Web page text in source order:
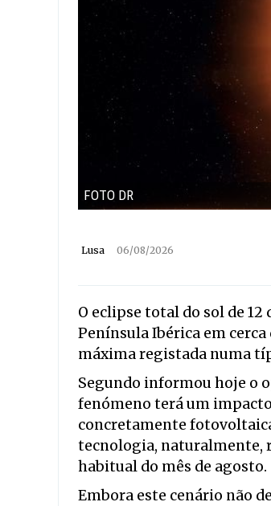
FOTO DR
Lusa 06/08/2026
O eclipse total do sol de 12
Península Ibérica em
máxima registada numa
Segundo informou hoje o
fenómeno terá um
concretamente
tecnologia, naturalmente,
habitual do mês de agosto.
Embora este cenário não